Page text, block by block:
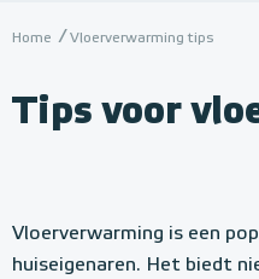
Home Vloerverwarming tips
Tips voor
Vloerverwarming is een
huiseigenaren. Het biedt